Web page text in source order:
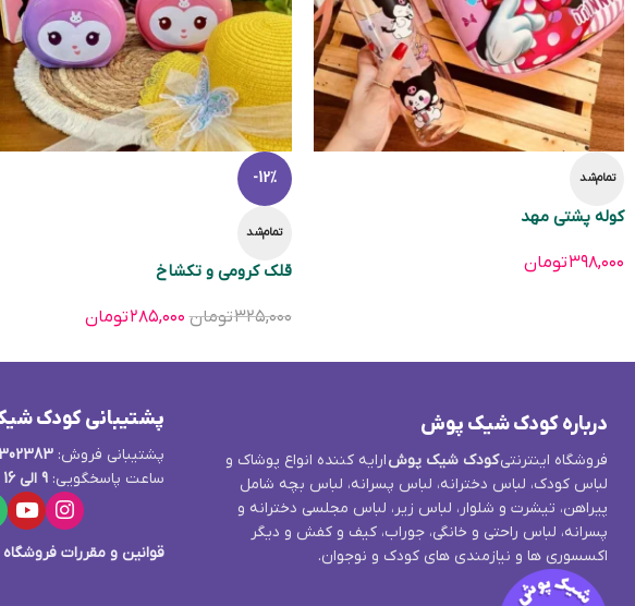
تمام‌شد
کوله پشتی مهد
۳۹۸,۰۰۰تومان
-12%
تمام‌شد
قلک کرومی و تکشاخ
۳۲۵,۰۰۰تومان ۲۸۵,۰۰۰تومان
درباره کودک شیک پوش
فروشگاه اینترنتیکودک شیک پوشارایه کننده انواع پوشاک و
لباس کودک، لباس دخترانه، لباس پسرانه، لباس بچه شامل
پیراهن، تیشرت و شلوار، لباس زیر، لباس مجلسی دخترانه و
پسرانه، لباس راحتی و خانگی، جوراب، کیف و کفش و دیگر
اکسسوری ها و نیازمندی های کودک و نوجوان.
پشتیبانی کودک
پشتیبانی فروش:
ساعت پاسخگویی:9 الی 16
قوانین و مقررات